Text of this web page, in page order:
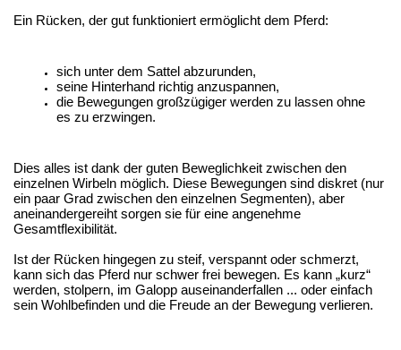
Ein Rücken, der gut funktioniert ermöglicht dem Pferd:
sich unter dem Sattel abzurunden,
seine Hinterhand richtig anzuspannen,
die Bewegungen großzügiger werden zu lassen ohne
es zu erzwingen.
Dies alles ist dank der guten Beweglichkeit zwischen den
einzelnen Wirbeln möglich. Diese Bewegungen sind diskret (nur
ein paar Grad zwischen den einzelnen Segmenten), aber
aneinandergereiht sorgen sie für eine angenehme
Gesamtflexibilität.
Ist der Rücken hingegen zu steif, verspannt oder schmerzt,
kann sich das Pferd nur schwer frei bewegen. Es kann „kurz“
werden, stolpern, im Galopp auseinanderfallen ... oder einfach
sein Wohlbefinden und die Freude an der Bewegung verlieren.